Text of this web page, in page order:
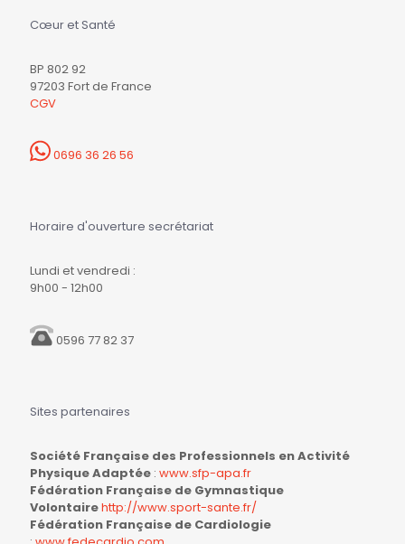
Cœur et Santé
BP 802 92
97203 Fort de France
CGV
0696 36 26 56
Horaire d'ouverture secrétariat
Lundi et vendredi :
9h00 - 12h00
0596 77 82 37
Sites partenaires
Société Française des Professionnels en Activité
Physique Adaptée : www.sfp-apa.fr
Fédération Française de Gymnastique
Volontairehttp://www.sport-sante.fr/
Fédération Française de Cardiologie